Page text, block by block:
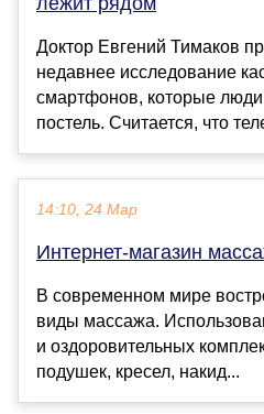
Доктор Евгений Тимаков
недавнее исследование
смартфонов, которые люди
постель. Считается, что
14:10, 24 Мар
Интернет-магазин
В современном мире
виды массажа.
и оздоровительных
подушек, кресел, накид...